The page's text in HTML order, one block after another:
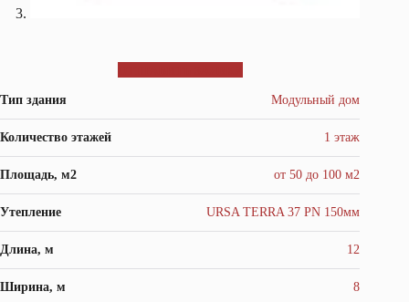
Тип здания Модульный дом
Количество этажей 1 этаж
Площадь, м2 от 50 до 100 м2
Утепление URSA TERRA 37 PN 150мм
Длина, м 12
Ширина, м 8